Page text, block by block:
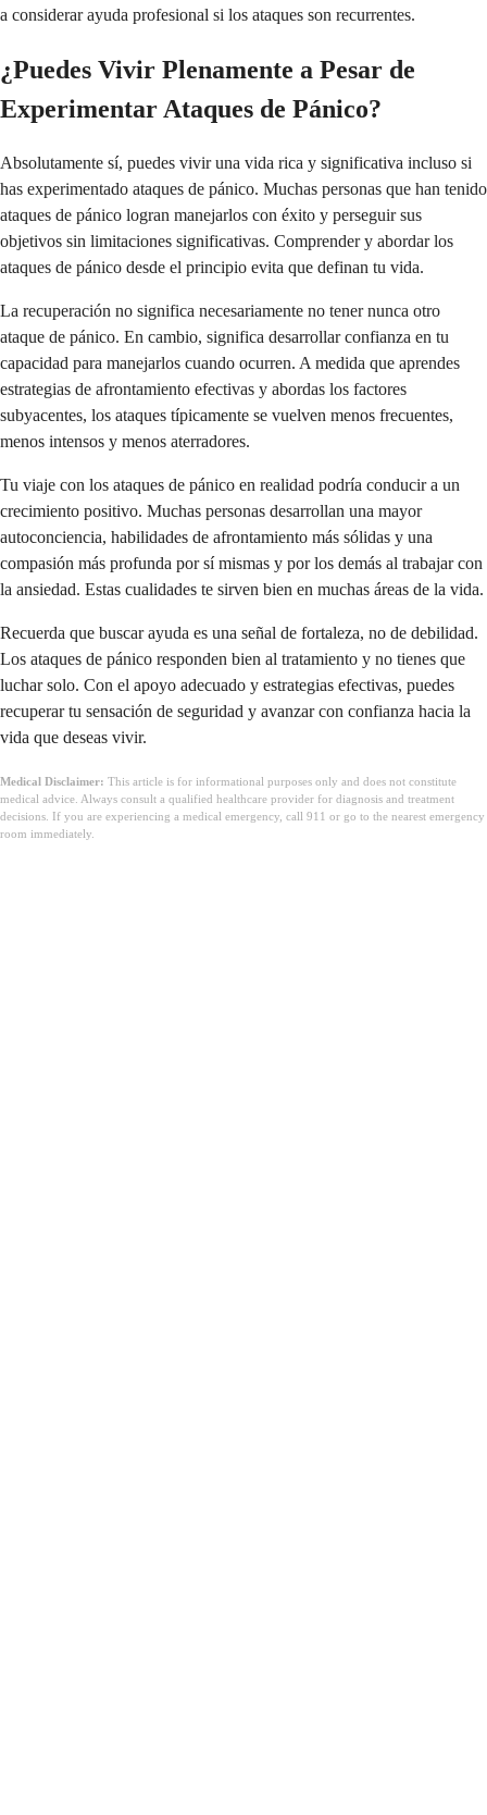
a considerar ayuda profesional si los ataques son recurrentes.
¿Puedes Vivir Plenamente a Pesar de
Experimentar Ataques de Pánico?
Absolutamente sí, puedes vivir una vida rica y significativa incluso si
has experimentado ataques de pánico. Muchas personas que han tenido
ataques de pánico logran manejarlos con éxito y perseguir sus
objetivos sin limitaciones significativas. Comprender y abordar los
ataques de pánico desde el principio evita que definan tu vida.
La recuperación no significa necesariamente no tener nunca otro
ataque de pánico. En cambio, significa desarrollar confianza en tu
capacidad para manejarlos cuando ocurren. A medida que aprendes
estrategias de afrontamiento efectivas y abordas los factores
subyacentes, los ataques típicamente se vuelven menos frecuentes,
menos intensos y menos aterradores.
Tu viaje con los ataques de pánico en realidad podría conducir a un
crecimiento positivo. Muchas personas desarrollan una mayor
autoconciencia, habilidades de afrontamiento más sólidas y una
compasión más profunda por sí mismas y por los demás al trabajar con
la ansiedad. Estas cualidades te sirven bien en muchas áreas de la vida.
Recuerda que buscar ayuda es una señal de fortaleza, no de debilidad.
Los ataques de pánico responden bien al tratamiento y no tienes que
luchar solo. Con el apoyo adecuado y estrategias efectivas, puedes
recuperar tu sensación de seguridad y avanzar con confianza hacia la
vida que deseas vivir.
Medical Disclaimer: This article is for informational purposes only and does not constitute
medical advice. Always consult a qualified healthcare provider for diagnosis and treatment
decisions. If you are experiencing a medical emergency, call 911 or go to the nearest emergency
room immediately.